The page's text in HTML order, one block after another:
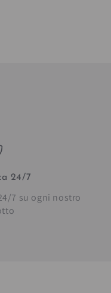
24/7
7 su ogni nostro